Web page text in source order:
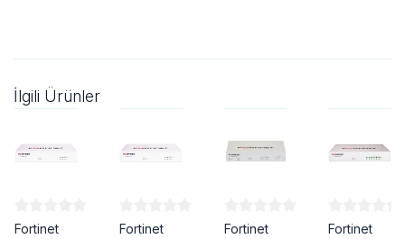
İlgili Ürünler
Fortinet
Fortinet
Fortinet
Fortinet